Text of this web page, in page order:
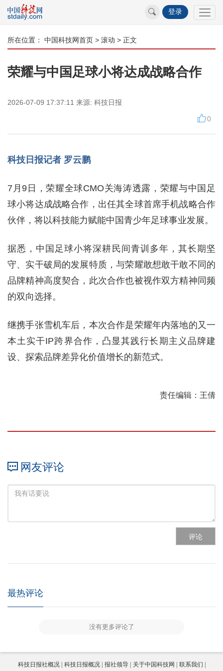
登录
所在位置： 中国科技网首页 > 滚动 > 正文
荣耀与中国足球小将达成战略合作
2026-07-09 17:37:11 来源: 科技日报
0
科技日报记者 罗云鹏
7月9日，荣耀全球CMO关海涛透露，荣耀与中国足
球小将达成战略合作，出任其全球首席手机战略合作
伙伴，将以科技能力赋能中国青少年足球事业发展。
据悉，中国足球小将深耕民间青训多年，其长期坚
守、实干破局的发展特质，与荣耀敢想敢干敢不同的
品牌精神高度契合，此次合作也被视作双方精神同频
的双向选择。
继携手张雪机车后，本次合作是荣耀年内落地的又一
本土实干IP跨界合作，凸显其践行长期主义品牌建
设、探索品牌差异化价值增长的新范式。
责任编辑：王倩
网友评论
评论
最热评论
没有更多评论了
科技日报社概况 科技日报概况 报社领导 关于中国科技网 联系我们